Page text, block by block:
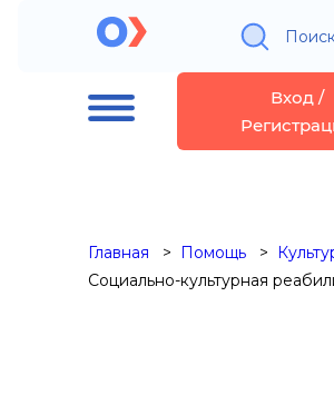
Поиск
Вход /
Главная Помощь
Социально-культурная